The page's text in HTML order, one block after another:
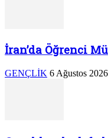
İran’da Öğrenci
GENÇLİK 6 Ağustos 2026